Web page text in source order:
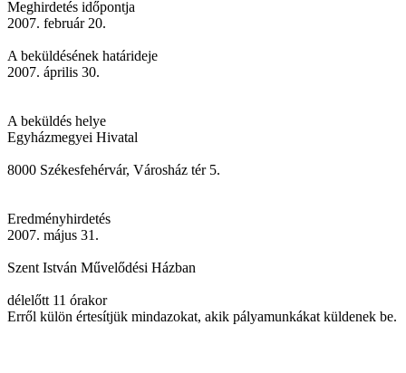
Meghirdetés időpontja
2007. február 20.
A beküldésének határideje
2007. április 30.
A beküldés helye
Egyházmegyei Hivatal
8000 Székesfehérvár, Városház tér 5.
Eredményhirdetés
2007. május 31.
Szent István Művelődési Házban
délelőtt 11 órakor
Erről külön értesítjük mindazokat, akik pályamunkákat küldenek be.